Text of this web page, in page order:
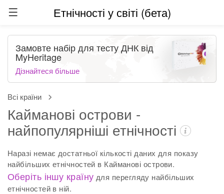
Етнічності у світі (бета)
Всі країни
Кайманові острови -
найпопулярніші етнічності
Наразі немає достатньої кількості даних для показу
найбільших етнічностей в Кайманові острови.
Оберіть іншу країну для перегляду найбільших
етнічностей в ній.
Замовте набір для тесту ДНК від
MyHeritage
Дізнайтеся більше